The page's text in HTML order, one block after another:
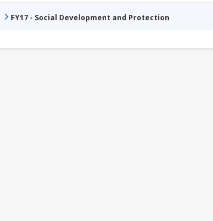
FY17 - Social Development and Protection